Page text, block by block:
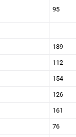
95
189
112
154
126
161
76